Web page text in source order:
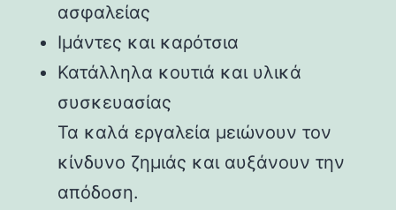
ασφαλείας
Ιμάντες και καρότσια
Κατάλληλα κουτιά και υλικά
συσκευασίας
Τα καλά εργαλεία μειώνουν τον
κίνδυνο ζημιάς και αυξάνουν την
απόδοση.